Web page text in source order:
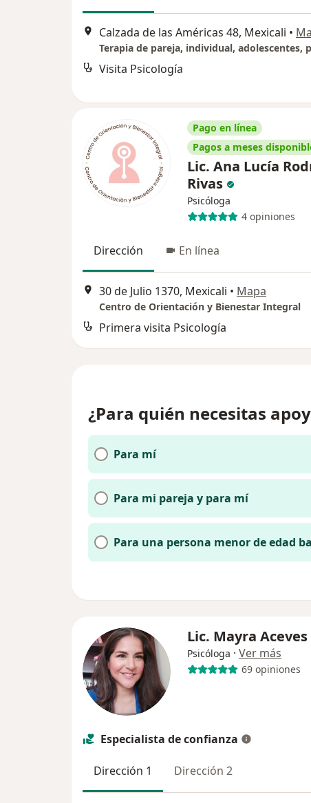
Calzada de las Américas 48, Mexicali •
Terapia de pareja, individual, adolescentes,
Visita Psicología
Pago en línea
Pagos a meses
Lic. Ana Lucía
Rivas
Psicóloga
4 opiniones
Dirección En línea
30 de Julio 1370, Mexicali • Mapa
Centro de Orientación y Bienestar Integral
Primera visita Psicología
¿Para quién necesitas
Para mí
Para mi pareja y para mí
Para una persona menor de edad
Lic. Mayra Aceves
Psicóloga · Ver más
69 opiniones
Especialista de confianza
Dirección 1 Dirección 2